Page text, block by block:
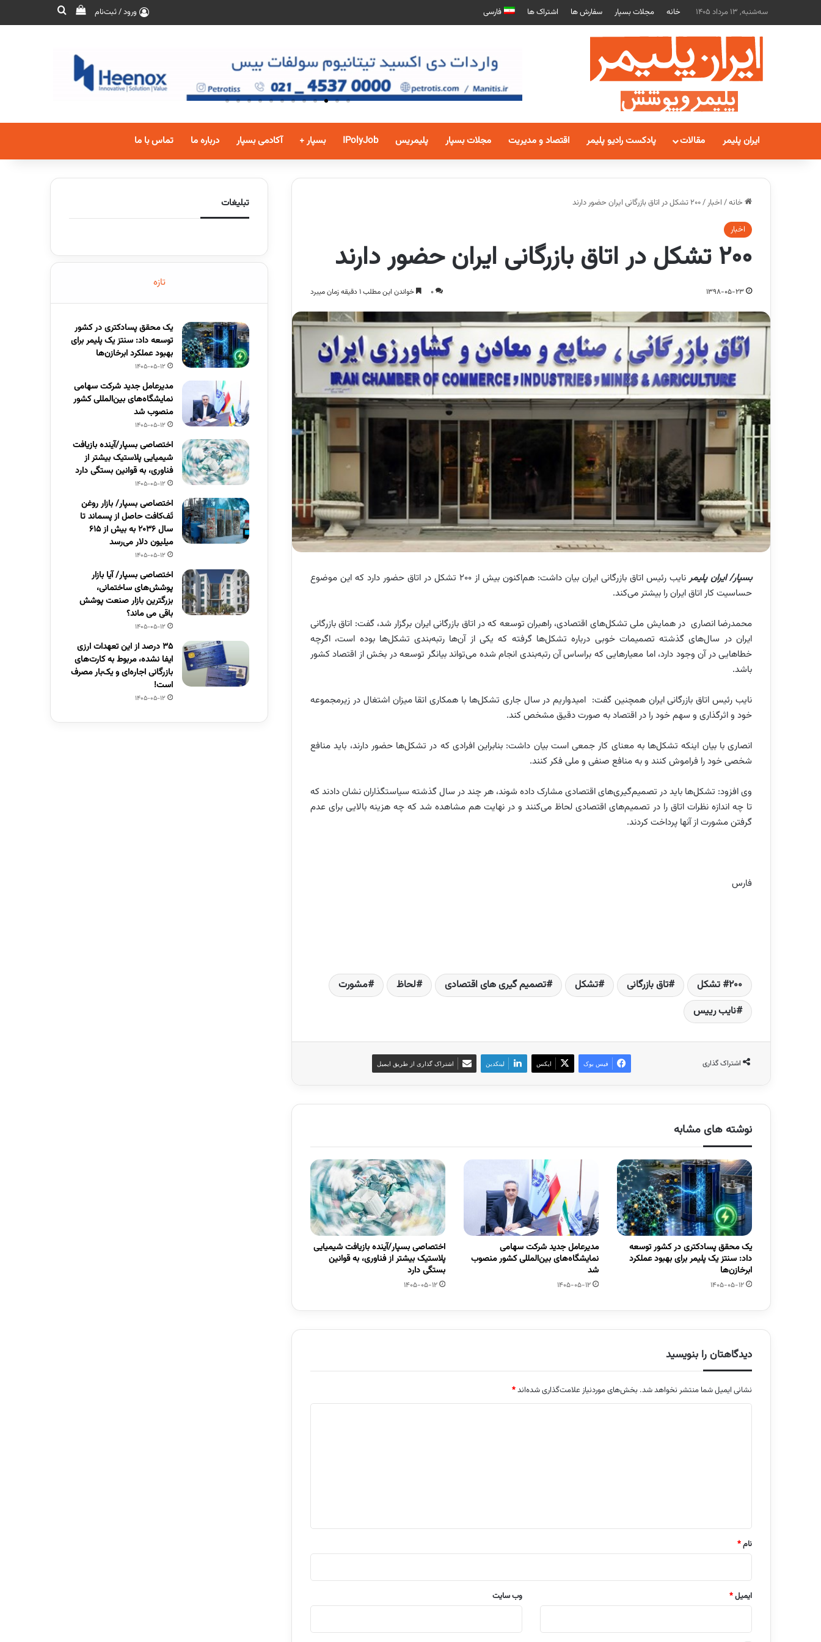
سه‌شنبه, 13 مرداد 1405 خانه مجلات بسپار سفارش ها اشتراک ها فارسی ورود / ثبت‌نام
ایران پلیمر مقالات پادکست رادیو پلیمر اقتصاد و مدیریت مجلات بسپار پلیمریس IPolyJob بسپار + آکادمی بسپار درباره ما تماس با ما
خانه/ اخبار/200 تشکل در اتاق بازرگانی ایران حضور دارند
اخبار
200 تشکل در اتاق بازرگانی ایران حضور دارند
1398-05-23
0 خواندن این مطلب 1 دقیقه زمان میبرد
بسپار/ ایران پلیمر
نایب رئیس اتاق بازرگانی ایران بیان داشت: هم‌اکنون بیش از 200 تشکل در اتاق حضور دارد که این موضوع
حساسیت کار اتاق ایران را بیشتر می‌کند.
محمدرضا انصاری در همایش ملی تشکل‌های اقتصادی، راهبران توسعه که در اتاق بازرگانی ایران برگزار شد، گفت: اتاق بازرگانی
ایران در سال‌های گذشته تصمیمات خوبی درباره تشکل‌ها گرفته که یکی از آن‌ها رتبه‌بندی تشکل‌ها بوده است، اگرچه
خطاهایی در آن وجود دارد، اما معیارهایی که براساس آن رتبه‌بندی انجام شده می‌تواند بیانگر توسعه در بخش از اقتصاد کشور
باشد.
نایب رئیس اتاق بازرگانی ایران همچنین گفت: امیدواریم در سال جاری تشکل‌ها با همکاری‌ اتقا میزان اشتغال در زیرمجموعه
خود و اثرگذاری و سهم خود را در اقتصاد به صورت دقیق مشخص کند.
انصاری با بیان اینکه تشکل‌ها به معنای کار جمعی است بیان داشت: بنابراین افرادی که در تشکل‌ها حضور دارند، باید منافع
شخصی خود را فراموش کنند و به منافع صنفی و ملی فکر کنند.
وی افزود: تشکل‌ها باید در تصمیم‌گیری‌های اقتصادی مشارک داده شوند، هر چند در سال گذشته سیاستگذاران نشان دادند که
تا چه اندازه نظرات اتاق را در تصمیم‌های اقتصادی لحاظ می‌کنند و در نهایت هم مشاهده شد که چه هزینه بالایی برای عدم
گرفتن مشورت از آنها پرداخت کردند.
فارس
200 تشکل تاق بازرگانی تشکل تصمیم گیری های اقتصادی لحاظ
مشورت
نایب رییس
اشتراک گذاری فیس بوک ایکس لینکدین اشتراک گذاری از طریق ایمیل
نوشته های مشابه
یک محقق پسادکتری در کشور توسعه
داد: سنتز یک پلیمر برای بهبود عملکرد
ابرخازن‌ها
1405-05-12
مدیرعامل جدید شرکت سهامی
نمایشگاه‌های بین‌المللی کشور منصوب
شد
1405-05-12
اختصاصی بسپار/آینده بازیافت شیمیایی
پلاستیک بیشتر از فناوری، به قوانین
بستگی دارد
1405-05-12
دیدگاهتان را بنویسید
نشانی ایمیل شما منتشر نخواهد شد. بخش‌های موردنیاز علامت‌گذاری شده‌اند*
نام*
ایمیل* وب‌ سایت
تبلیغات
تازه
یک محقق پسادکتری در کشور
توسعه داد: سنتز یک پلیمر برای
بهبود عملکرد ابرخازن‌ها
1405-05-12
مدیرعامل جدید شرکت سهامی
نمایشگاه‌های بین‌المللی کشور
منصوب شد
1405-05-12
اختصاصی بسپار/آینده بازیافت
شیمیایی پلاستیک بیشتر از
فناوری، به قوانین بستگی دارد
1405-05-12
اختصاصی بسپار/ بازار روغن
تَف‌کافت حاصل از پسماند تا
سال ۲۰۳۶ به بیش از ۶۱۵
میلیون دلار می‌رسد
1405-05-12
اختصاصی بسپار/ آیا بازار
پوشش‌های ساختمانی،
بزرگترین بازار صنعت پوشش
باقی می ماند؟
1405-05-12
۳۵ درصد از این تعهدات ارزی
ایفا نشده، مربوط به کارت‌های
بازرگانی اجاره‌ای و یک‌بار مصرف
است!
1405-05-12